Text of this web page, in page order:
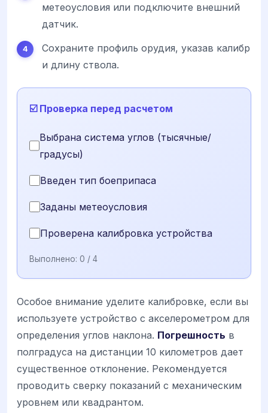
метеоусловия или подключите внешний
датчик.
Сохраните профиль орудия, указав калибр
и длину ствола.
☑️ Проверка перед расчетом
Выбрана система углов (тысячные/
градусы)
Введен тип боеприпаса
Заданы метеоусловия
Проверена калибровка устройства
Выполнено: 0 / 4
Особое внимание уделите калибровке, если вы
используете устройство с акселерометром для
определения углов наклона. Погрешность в
полградуса на дистанции 10 километров дает
существенное отклонение. Рекомендуется
проводить сверку показаний с механическим
уровнем или квадрантом.